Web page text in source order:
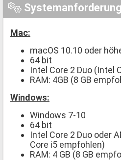
Systemanforderung
Mac:
macOS 10.10 oder
64 bit
Intel Core 2 Duo (Intel
RAM: 4GB (8 GB
Windows:
Windows 7-10
64 bit
Intel Core 2 Duo oder
Core i5 empfohlen)
RAM: 4 GB (8 GB